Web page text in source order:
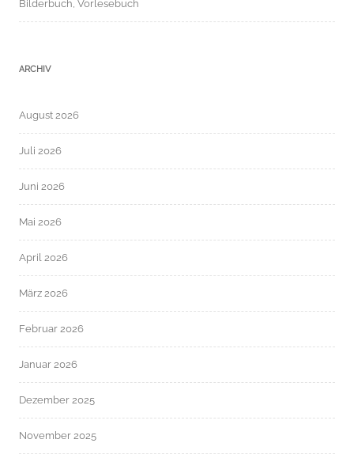
Bilderbuch, Vorlesebuch
ARCHIV
August 2026
Juli 2026
Juni 2026
Mai 2026
April 2026
März 2026
Februar 2026
Januar 2026
Dezember 2025
November 2025